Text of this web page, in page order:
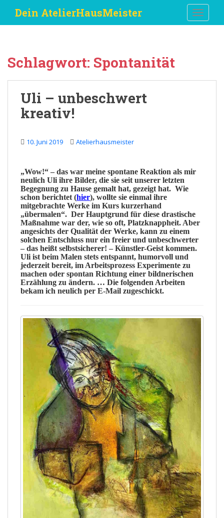
i
Dein AtelierHausMeister
Schlagwort: Spontanität
Uli – unbeschwert
kreativ!
10. Juni 2019 Atelierhausmeister
„Wow!“ – das war meine spontane Reaktion als mir
neulich Uli ihre Bilder, die sie seit unserer letzten
Begegnung zu Hause gemalt hat, gezeigt hat. Wie
schon berichtet (hier), wollte sie einmal ihre
mitgebrachte Werke im Kurs kurzerhand
„übermalen“. Der Hauptgrund für diese drastische
Maßnahme war der, wie so oft, Platzknappheit. Aber
angesichts der Qualität der Werke, kann zu einem
solchen Entschluss nur ein freier und unbeschwerter
– das heißt selbstsicherer! – Künstler-Geist kommen.
Uli ist beim Malen stets entspannt, humorvoll und
jederzeit bereit, im Arbeitsprozess Experimente zu
machen oder spontan Richtung einer bildnerischen
Erzählung zu ändern. … Die folgenden Arbeiten
bekam ich neulich per E-Mail zugeschickt.